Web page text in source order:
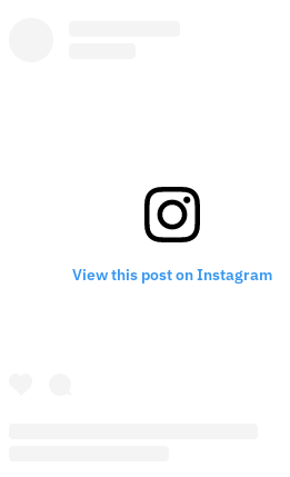
View this post on Instagram